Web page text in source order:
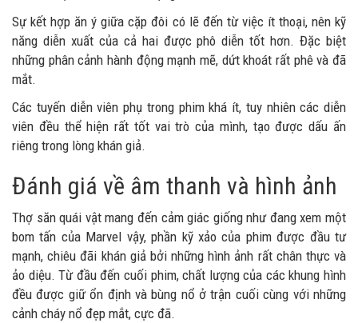
Sự kết hợp ăn ý giữa cặp đôi có lẽ đến từ việc ít thoại, nên kỹ
năng diễn xuất của cả hai được phô diễn tốt hơn. Đặc biệt
những phân cảnh hành động mạnh mẽ, dứt khoát rất phê và đã
mắt.
Các tuyến diễn viên phụ trong phim khá ít, tuy nhiên các diễn
viên đều thể hiện rất tốt vai trò của mình, tạo được dấu ấn
riêng trong lòng khán giả.
Đánh giá về âm thanh và hình ảnh
Thợ săn quái vật mang đến cảm giác giống như đang xem một
bom tấn của Marvel vậy, phần kỹ xảo của phim được đầu tư
mạnh, chiêu đãi khán giả bởi những hình ảnh rất chân thực và
ảo diệu. Từ đầu đến cuối phim, chất lượng của các khung hình
đều được giữ ổn định và bùng nổ ở trận cuối cùng với những
cảnh cháy nổ đẹp mắt, cực đã.